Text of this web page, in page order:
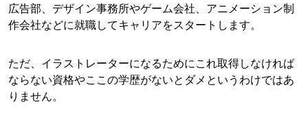
広告部、デザイン事務所やゲーム会社、アニメーション制
作会社などに就職してキャリアをスタートします。
ただ、イラストレーターになるためにこれ取得しなければ
ならない資格やここの学歴がないとダメというわけではあ
りません。